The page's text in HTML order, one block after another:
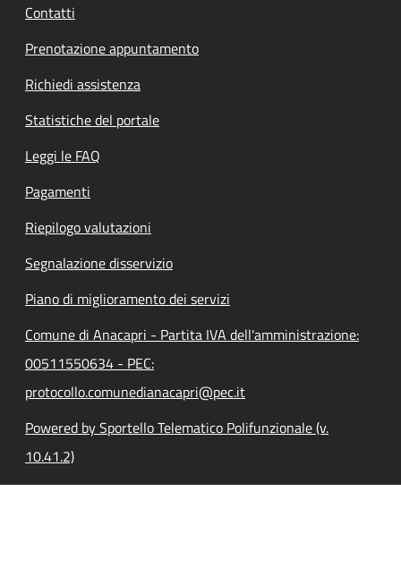
Contatti
Prenotazione appuntamento
Richiedi assistenza
Statistiche del portale
Leggi le FAQ
Pagamenti
Riepilogo valutazioni
Segnalazione disservizio
Piano di miglioramento dei servizi
Comune di Anacapri - Partita IVA dell'amministrazione:
00511550634 - PEC:
protocollo.comunedianacapri@pec.it
Powered by Sportello Telematico Polifunzionale (v.
10.41.2)